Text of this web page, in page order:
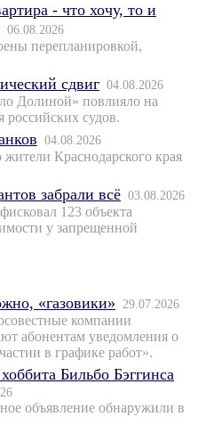
- что хочу, то и
06.08.2026
перепланировкой,
сдвиг 04.08.2026
Долиной» повлияло на
российских судов.
04.08.2026
жители Краснодарского края
забрали всё 03.08.2026
123 объекта
у запрещенной
«газовики» 29.07.2026
компании
абонентам уведомления о
в графике работ».
Бильбо Бэггинса
объявление обнаружили в